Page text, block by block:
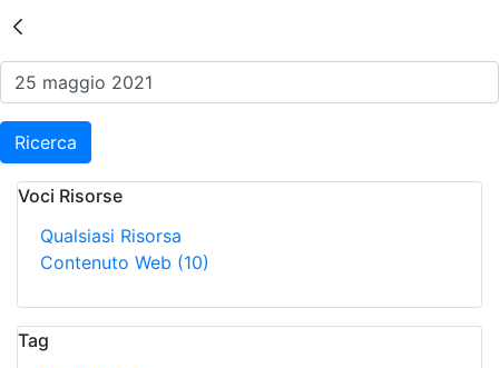
Risultati della Ricerca -
Ricerca
Voci Risorse
Qualsiasi Risorsa
Contenuto Web (10)
Tag